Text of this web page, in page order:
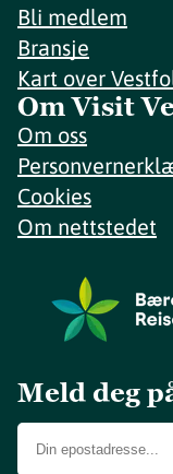
Bli medlem
Bransje
Kart over
Om Visit
Om oss
Cookies
Om nettstedet
Meld deg